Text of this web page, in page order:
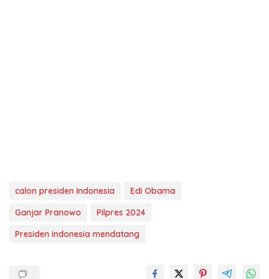
calon presiden Indonesia
Edi Obama
Ganjar Pranowo
Pilpres 2024
Presiden Indonesia mendatang